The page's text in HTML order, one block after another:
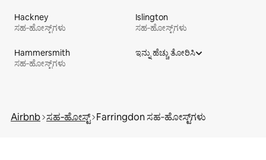
Hackney
ಸಹ‑ಹೋಸ್ಟ್‌ಗಳು
Islington
ಸಹ‑ಹೋಸ್ಟ್‌ಗಳು
Hammersmith
ಸಹ‑ಹೋಸ್ಟ್‌ಗಳು
ಇನ್ನು ಹೆಚ್ಚು ತೋರಿಸಿ
Airbnb ಸಹ‑ಹೋಸ್ಟ್ Farringdon ಸಹ‑ಹೋಸ್ಟ್‌ಗಳು